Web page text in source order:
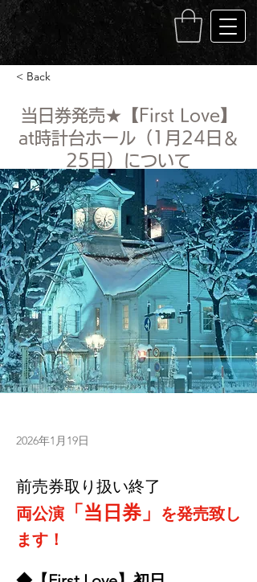
< Back
当日券発売★【First Love】
at時計台ホール（1月24日＆
25日）について
2026年1月19日
前売券取り扱い終了
両公演 「当日券」
を発売致し
ます！